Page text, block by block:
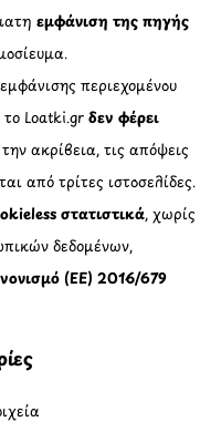
εμφάνιση της πηγής
περιεχομένου
το Loatki.grδεν φέρει
ακρίβεια, τις απόψεις
από τρίτες ιστοσελίδες.
στατιστικά, χωρίς
δεδομένων,
(ΕΕ) 2016/679